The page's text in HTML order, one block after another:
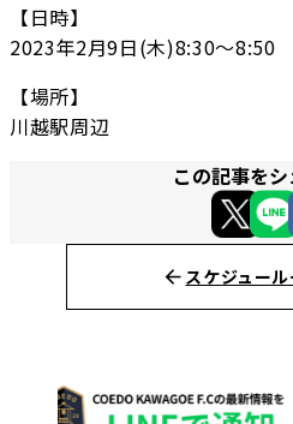
【日時】
2023年2月9日(木)8:30〜8:50
【場所】
川越駅周辺
この記事を
スケジュー